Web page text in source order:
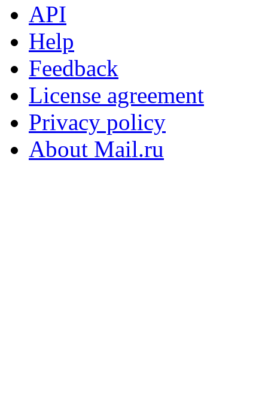
API
Help
Feedback
License agreement
Privacy policy
About Mail.ru